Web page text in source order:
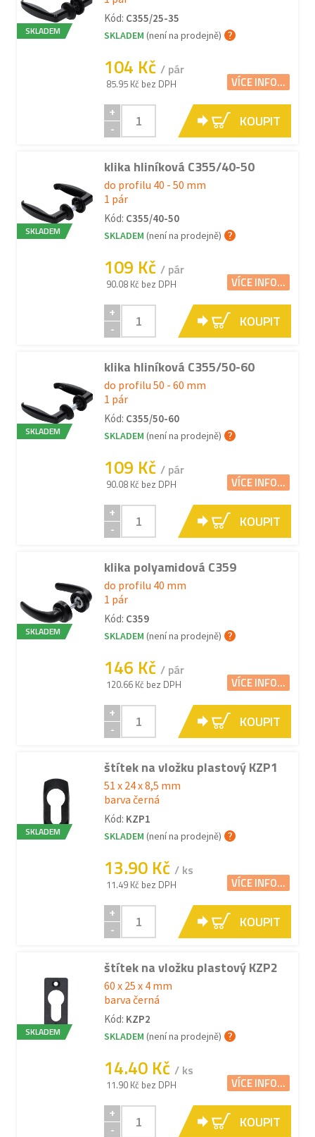
SKLADEM
Kód: C355/25-35
SKLADEM (není na prodejně)
104 Kč / pár
85.95 Kč bez DPH VÍCE INFO...
+
-
KOUPIT
SKLADEM
klika hliníková C355/40-50
do profilu 40 - 50 mm
1 pár
Kód: C355/40-50
SKLADEM (není na prodejně)
109 Kč / pár
90.08 Kč bez DPH VÍCE INFO...
+
-
KOUPIT
SKLADEM
klika hliníková C355/50-60
do profilu 50 - 60 mm
1 pár
Kód: C355/50-60
SKLADEM (není na prodejně)
109 Kč / pár
90.08 Kč bez DPH VÍCE INFO...
+
-
KOUPIT
SKLADEM
klika polyamidová C359
do profilu 40 mm
1 pár
Kód: C359
SKLADEM (není na prodejně)
146 Kč / pár
120.66 Kč bez DPH VÍCE INFO...
+
-
KOUPIT
SKLADEM
štítek na vložku plastový KZP1
51 x 24 x 8,5 mm
barva černá
Kód: KZP1
SKLADEM (není na prodejně)
13.90 Kč / ks
11.49 Kč bez DPH VÍCE INFO...
+
-
KOUPIT
SKLADEM
štítek na vložku plastový KZP2
60 x 25 x 4 mm
barva černá
Kód: KZP2
SKLADEM (není na prodejně)
14.40 Kč / ks
11.90 Kč bez DPH VÍCE INFO...
+
-
KOUPIT